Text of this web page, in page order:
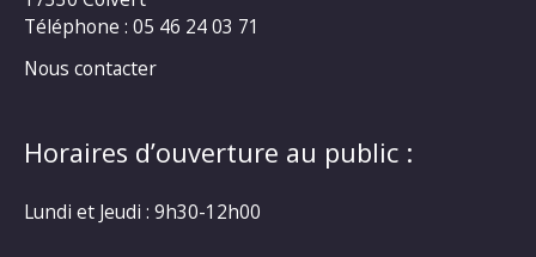
Téléphone : 05 46 24 03 71
Nous contacter
Horaires d’ouverture au public :
Lundi et Jeudi : 9h30-12h00